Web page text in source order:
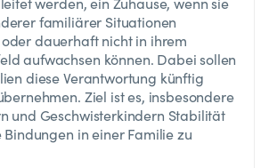
familiärer Situationen
dauerhaft nicht in ihrem
aufwachsen können. Dabei sollen
diese Verantwortung künftig
Ziel ist es, insbesondere
und Geschwisterkindern Stabilität
in einer Familie zu